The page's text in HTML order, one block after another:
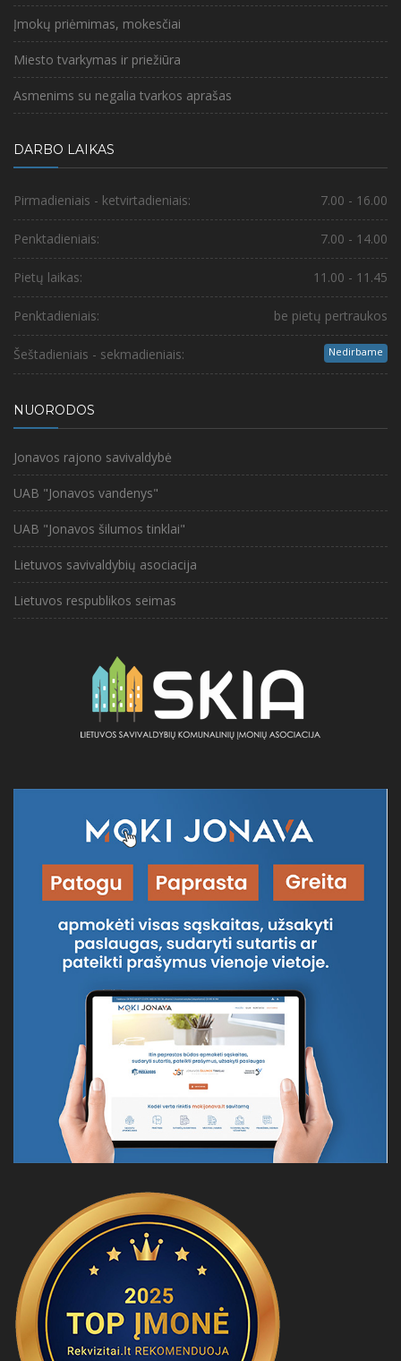
Įmokų priėmimas, mokesčiai
Miesto tvarkymas ir priežiūra
Asmenims su negalia tvarkos aprašas
DARBO LAIKAS
Pirmadieniais - ketvirtadieniais: 7.00 - 16.00
Penktadieniais: 7.00 - 14.00
Pietų laikas: 11.00 - 11.45
Penktadieniais: be pietų pertraukos
Šeštadieniais - sekmadieniais: Nedirbame
NUORODOS
Jonavos rajono savivaldybė
UAB "Jonavos vandenys"
UAB "Jonavos šilumos tinklai"
Lietuvos savivaldybių asociacija
Lietuvos respublikos seimas